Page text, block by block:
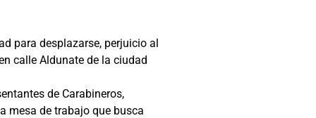
para desplazarse, perjuicio al
calle Aldunate de la ciudad
de Carabineros,
mesa de trabajo que busca